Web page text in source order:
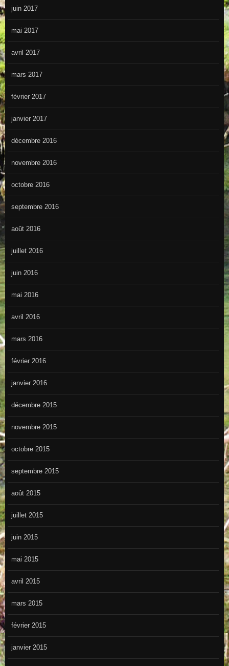
juin 2017
mai 2017
avril 2017
mars 2017
février 2017
janvier 2017
décembre 2016
novembre 2016
octobre 2016
septembre 2016
août 2016
juillet 2016
juin 2016
mai 2016
avril 2016
mars 2016
février 2016
janvier 2016
décembre 2015
novembre 2015
octobre 2015
septembre 2015
août 2015
juillet 2015
juin 2015
mai 2015
avril 2015
mars 2015
février 2015
janvier 2015